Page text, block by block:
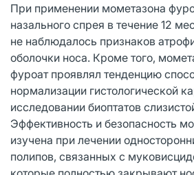
При применении мометазона
назального спрея в течение 12
не наблюдалось признаков
оболочки носа. Кроме того,
фуроат проявлял тенденцию
нормализации гистологической
исследовании биоптатов
Эффективность и безопасность
изучена при лечении
полипов, связанных с